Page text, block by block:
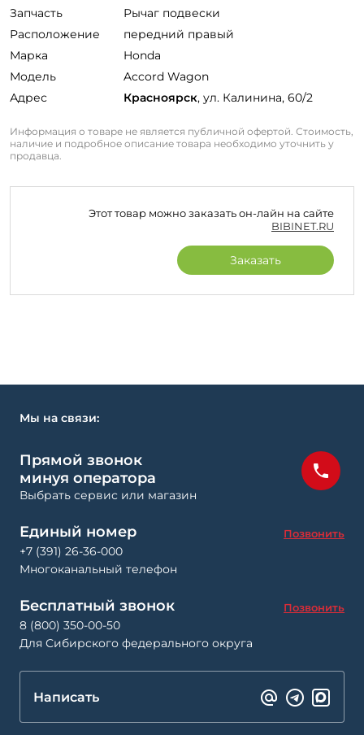
Запчасть
Рычаг подвески
Расположение
передний правый
Марка
Honda
Модель
Accord Wagon
Адрес
Красноярск, ул. Калинина, 60/2
Информация о товаре не является публичной офертой. Стоимость,
наличие и подробное описание товара необходимо уточнить у
продавца.
Этот товар можно заказать он-лайн на сайте
BIBINET.RU
Заказать
Мы на связи:
Прямой звонок
минуя оператора
Выбрать сервис или магазин
Единый номер Позвонить
+7 (391) 26-36-000
Многоканальный телефон
Бесплатный звонок Позвонить
8 (800) 350-00-50
Для Сибирского федерального округа
Написать